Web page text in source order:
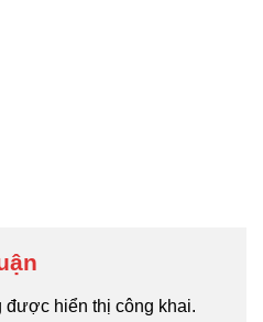
được hiển thị công khai.